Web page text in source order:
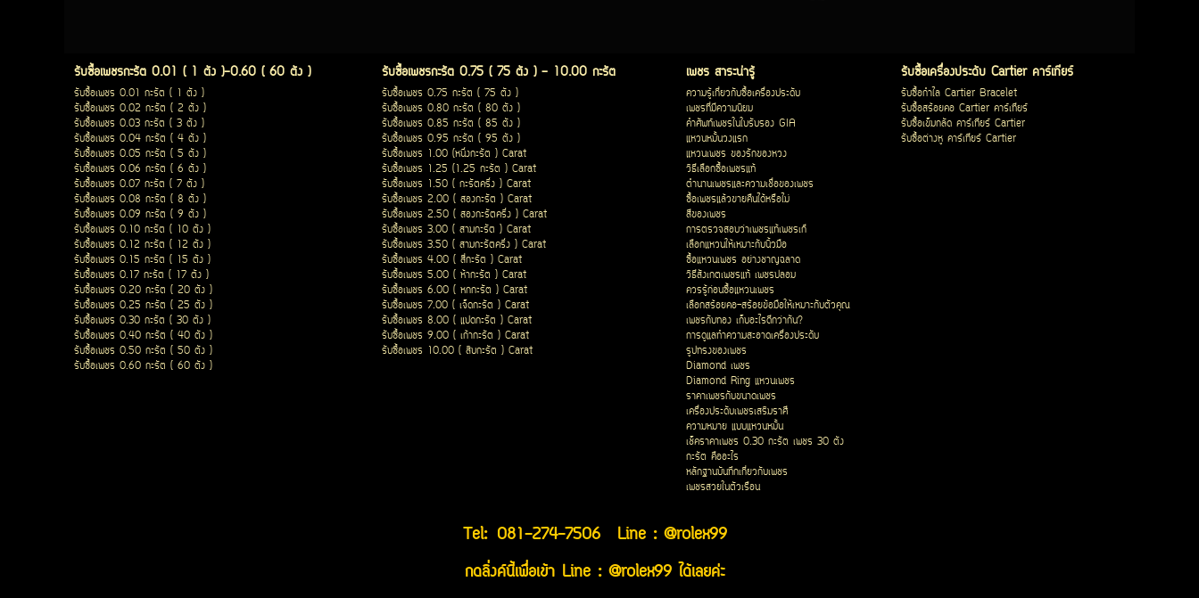
รับซื้อเพชรกะรัต 0.01 ( 1 ตัง )-0.60 ( 60 ตัง )
รับซื้อเพชร 0.01 กะรัต ( 1 ตัง )
รับซื้อเพชร 0.02 กะรัต ( 2 ตัง )
รับซื้อเพชร 0.03 กะรัต ( 3 ตัง )
รับซื้อเพชร 0.04 กะรัต ( 4 ตัง )
รับซื้อเพชร 0.05 กะรัต ( 5 ตัง )
รับซื้อเพชร 0.06 กะรัต ( 6 ตัง )
รับซื้อเพชร 0.07 กะรัต ( 7 ตัง )
รับซื้อเพชร 0.08 กะรัต ( 8 ตัง )
รับซื้อเพชร 0.09 กะรัต ( 9 ตัง )
รับซื้อเพชร 0.10 กะรัต ( 10 ตัง )
รับซื้อเพชร 0.12 กะรัต ( 12 ตัง )
รับซื้อเพชร 0.15 กะรัต ( 15 ตัง )
รับซื้อเพชร 0.17 กะรัต ( 17 ตัง )
รับซื้อเพชร 0.20 กะรัต ( 20 ตัง )
รับซื้อเพชร 0.25 กะรัต ( 25 ตัง )
รับซื้อเพชร 0.30 กะรัต ( 30 ตัง )
รับซื้อเพชร 0.40 กะรัต ( 40 ตัง )
รับซื้อเพชร 0.50 กะรัต ( 50 ตัง )
รับซื้อเพชร 0.60 กะรัต ( 60 ตัง )
รับซื้อเพชรกะรัต 0.75 ( 75 ตัง ) - 10.00 กะรัต
รับซื้อเพชร 0.75 กะรัต ( 75 ตัง )
รับซื้อเพชร 0.80 กะรัต ( 80 ตัง )
รับซื้อเพชร 0.85 กะรัต ( 85 ตัง )
รับซื้อเพชร 0.95 กะรัต ( 95 ตัง )
รับซื้อเพชร 1.00 (หนึ่งกะรัต ) Carat
รับซื้อเพชร 1.25 (1.25 กะรัต ) Carat
รับซื้อเพชร 1.50 ( กะรัตครึ่ง ) Carat
รับซื้อเพชร 2.00 ( สองกะรัต ) Carat
รับซื้อเพชร 2.50 ( สองกะรัตครึ่ง ) Carat
รับซื้อเพชร 3.00 ( สามกะรัต ) Carat
รับซื้อเพชร 3.50 ( สามกะรัตครึ่ง ) Carat
รับซื้อเพชร 4.00 ( สี่กะรัต ) Carat
รับซื้อเพชร 5.00 ( ห้ากะรัต ) Carat
รับซื้อเพชร 6.00 ( หกกะรัต ) Carat
รับซื้อเพชร 7.00 ( เจ็ดกะรัต ) Carat
รับซื้อเพชร 8.00 ( แปดกะรัต ) Carat
รับซื้อเพชร 9.00 ( เก้ากะรัต ) Carat
รับซื้อเพชร 10.00 ( สิบกะรัต ) Carat
เพชร สาระน่ารู้
ความรู้เกี่ยวกับซื้อเครื่องประดับ
เพชรที่มีความนิยม
คำศัพท์เพชรในใบรับรอง GIA
แหวนหมั้นวงแรก
แหวนเพชร ของรักของหวง
วิธีเลือกซื้อเพชรแท้
ตำนานเพชรและความเชื่อของเพชร
ซื้อเพชรแล้วขายคืนได้หรือไม่
สีของเพชร
การตรวจสอบว่าเพชรแท้เพชรเก๊
เลือกแหวนให้เหมาะกับนิ้วมือ
ซื้อแหวนเพชร อย่างชาญฉลาด
วิธีสังเกตเพชรแท้ เพชรปลอม
ควรรู้ก่อนซื้อแหวนเพชร
เลือกสร้อยคอ-สร้อยข้อมือให้เหมาะกับตัวคุณ
เพชรกับทอง เก็บอะไรดีกว่ากัน?
การดูแลทำความสะอาดเครื่องประดับ
รูปทรงของเพชร
Diamond เพชร
Diamond Ring แหวนเพชร
ราคาเพชรกับขนาดเพชร
เครื่องประดับเพชรเสริมราศี
ความหมาย แบบแหวนหมั้น
เช็คราคาเพชร 0.30 กะรัต เพชร 30 ตัง
กะรัต คืออะไร
หลักฐานบันทึกเกี่ยวกับเพชร
เพชรสวยในตัวเรือน
รับซื้อเครื่องประดับ Cartier คาร์เทียร์
รับซื้อกำไล Cartier Bracelet
รับซื้อสร้อยคอ Cartier คาร์เทียร์
รับซื้อเข็มกลัด คาร์เทียร์ Cartier
รับซื้อต่างหู คาร์เทียร์ Cartier
Tel: 081-274-7506
Line : @rolex99
กดลิ่งค์นี้เพื่อเข้า Line : @rolex99 ได้เลยค่ะ